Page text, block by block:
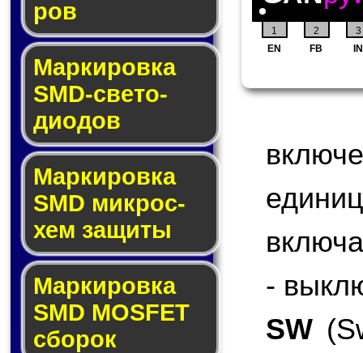
ров
Маркировка
SMD-све­то­
дио­дов
Мар­ки­ров­ка
SMD мик­рос­
хем защиты
Мар­ки­ров­ка
SMD MOSFET
сбо­рок
1 2 3
EN FB IN
-
SW